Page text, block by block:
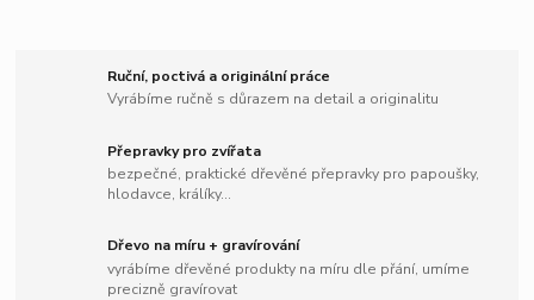
Ruční, poctivá a originální práce
Vyrábíme ručně s důrazem na detail a originalitu
Přepravky pro zvířata
bezpečné, praktické dřevěné přepravky pro papoušky,
hlodavce, králíky...
Dřevo na míru + gravírování
vyrábíme dřevěné produkty na míru dle přání, umíme
precizně gravírovat